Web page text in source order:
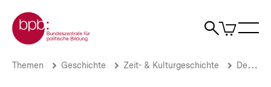
zum
Seiteninhalt
springen
Zur Startseite der bpb
Suche
Artikel
im
28.Brotkrümelnavigation
Pfadnavigation
Themen Geschichte Zeit- & Kulturgeschichte Deutschland-Chronik bis 2000